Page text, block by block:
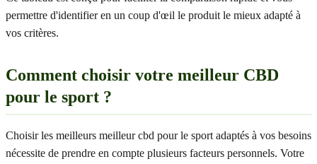
permettre d'identifier en un coup d'œil le produit le mieux adapté à
vos critères.
Comment choisir votre meilleur CBD
pour le sport ?
Choisir les meilleurs meilleur cbd pour le sport adaptés à vos besoins
nécessite de prendre en compte plusieurs facteurs personnels. Votre